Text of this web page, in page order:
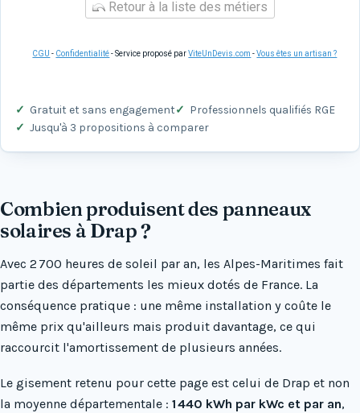
Retour à la liste des métiers
CGU - Confidentialité- Service proposé parViteUnDevis.com -Vous êtes un artisan ?
Gratuit et sans engagement
Professionnels qualifiés RGE
Jusqu'à 3 propositions à comparer
Combien produisent des panneaux
solaires à Drap ?
Avec 2 700 heures de soleil par an, les Alpes-Maritimes fait
partie des départements les mieux dotés de France. La
conséquence pratique : une même installation y coûte le
même prix qu'ailleurs mais produit davantage, ce qui
raccourcit l'amortissement de plusieurs années.
Le gisement retenu pour cette page est celui de Drap et non
la moyenne départementale : 1 440 kWh par kWc et par an,